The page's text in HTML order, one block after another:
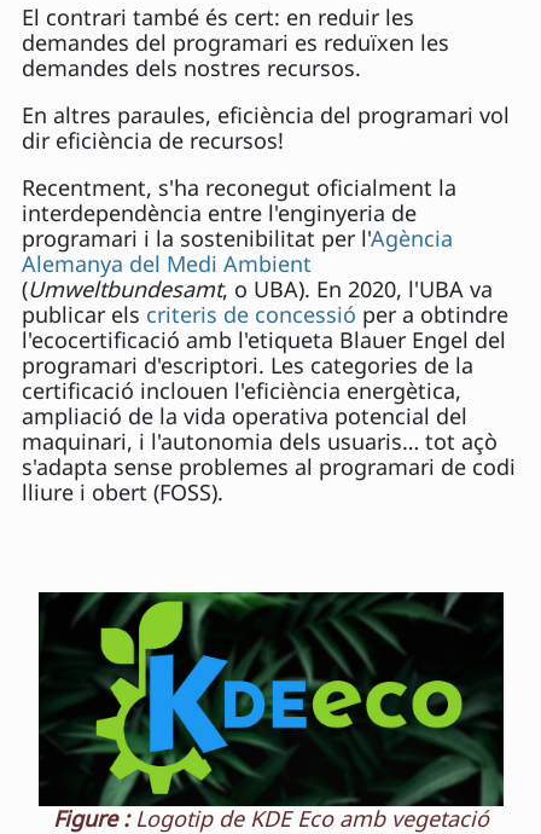
El contrari també és cert: en reduir les
demandes del programari es reduïxen les
demandes dels nostres recursos.
En altres paraules, eficiència del programari vol
dir eficiència de recursos!
Recentment, s'ha reconegut oficialment la
interdependència entre l'enginyeria de
programari i la sostenibilitat per l'Agència
Alemanya del Medi Ambient
(Umweltbundesamt, o UBA). En 2020, l'UBA va
publicar els criteris de concessió per a obtindre
l'ecocertificació amb l'etiqueta Blauer Engel del
programari d'escriptori. Les categories de la
certificació inclouen l'eficiència energètica,
ampliació de la vida operativa potencial del
maquinari, i l'autonomia dels usuaris… tot açò
s'adapta sense problemes al programari de codi
lliure i obert (FOSS).
Figure :Logotip de KDE Eco amb vegetació